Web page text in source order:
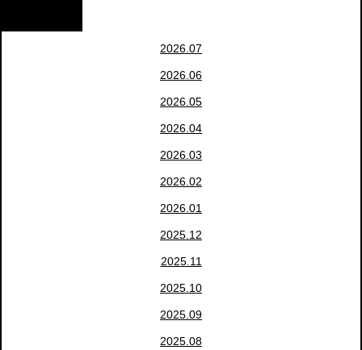
2026.07
2026.06
2026.05
2026.04
2026.03
2026.02
2026.01
2025.12
2025.11
2025.10
2025.09
2025.08